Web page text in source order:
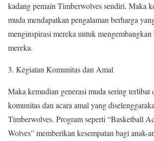
kadang pemain Timberwolves sendiri. Maka
muda mendapatkan pengalaman berharga
menginspirasi mereka untuk mengembangkan
mereka.
3. Kegiatan Komunitas dan Amal
Maka kemudian generasi muda sering terlibat
komunitas dan acara amal yang
Timberwolves. Program seperti “Basketball
Wolves” memberikan kesempatan bagi anak-